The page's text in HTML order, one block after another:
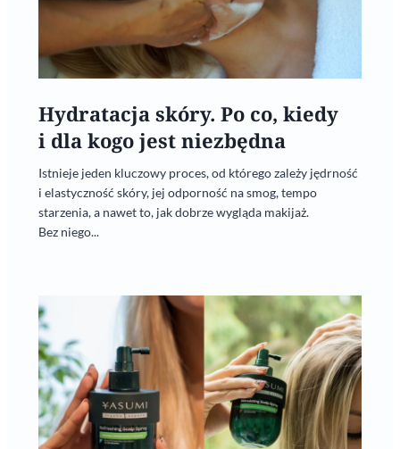
Hydratacja skóry. Po co, kiedy
i dla kogo jest niezbędna
Istnieje jeden kluczowy proces, od którego zależy jędrność
i elastyczność skóry, jej odporność na smog, tempo
starzenia, a nawet to, jak dobrze wygląda makijaż.
Bez niego...